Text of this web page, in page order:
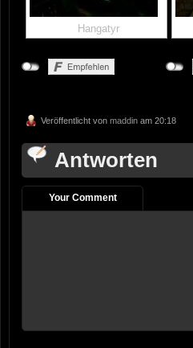
Hangatyr
Veröffentlicht von maddin am 20:18
Antworten
Your Comment